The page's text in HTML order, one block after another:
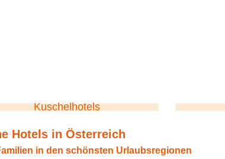
Kuschelhotels
Hotels in Österreich
in den schönsten Urlaubsregionen